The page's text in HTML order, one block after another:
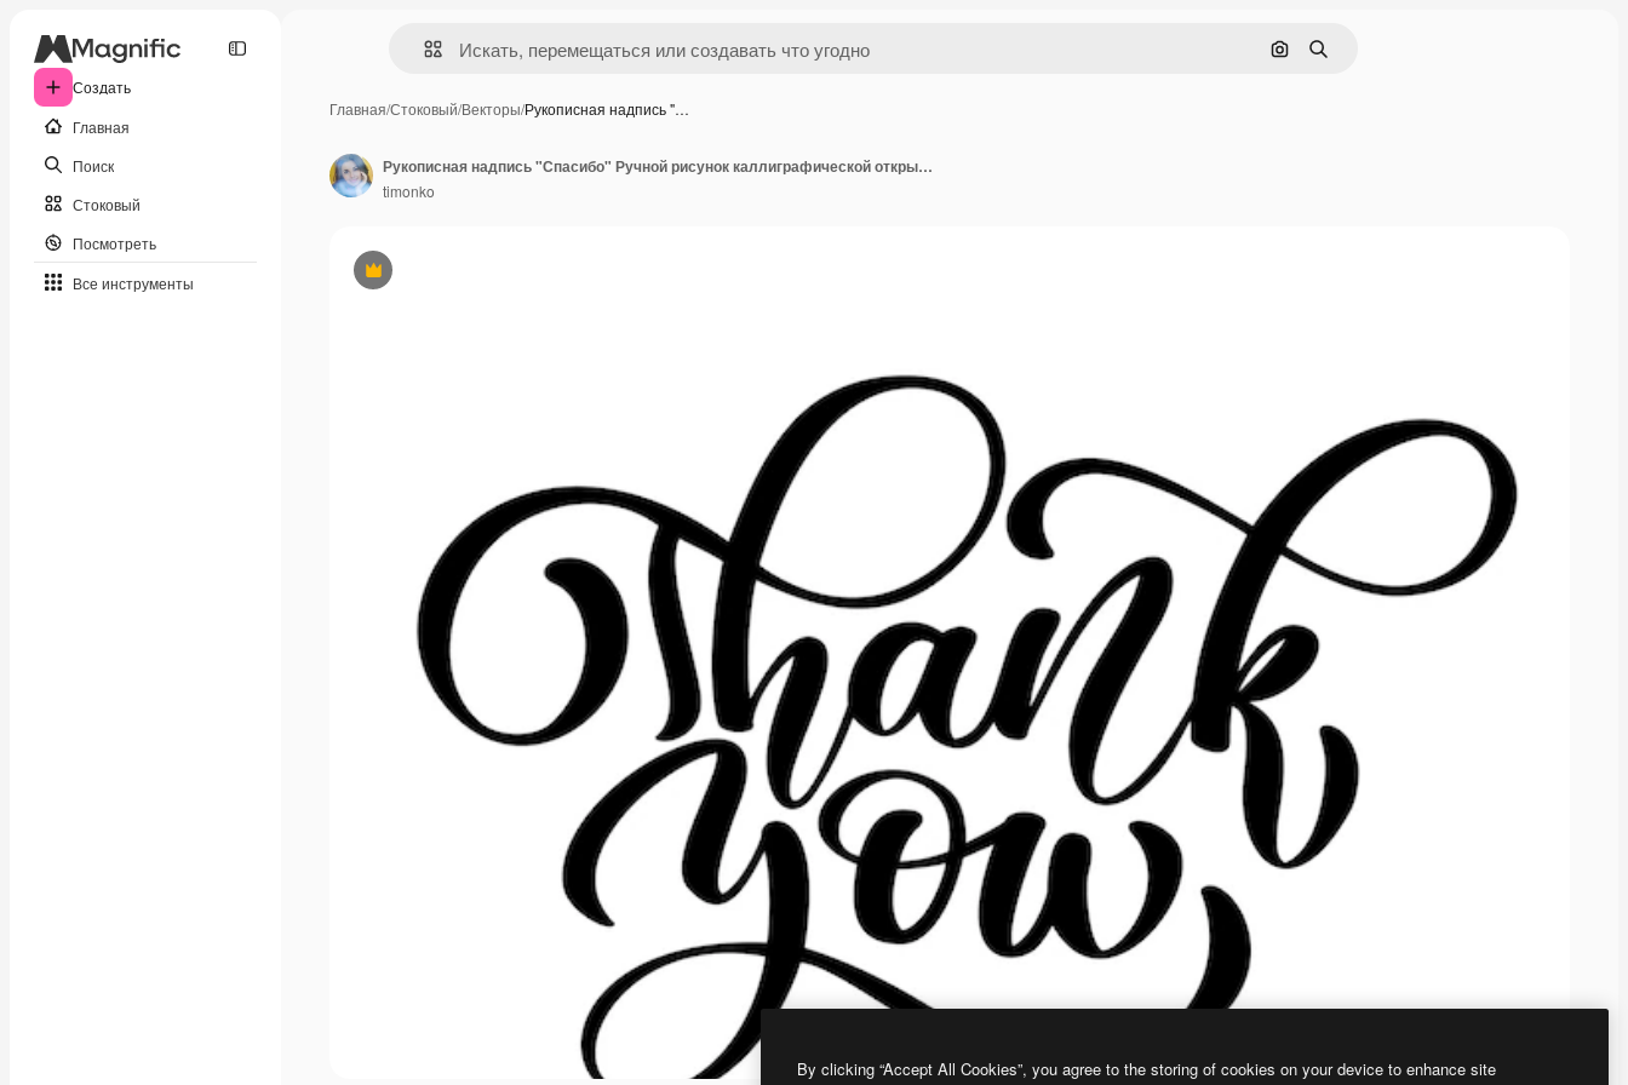
Создать
Главная
Поиск
Стоковый
Посмотреть
Все инструменты
Поиск по изображению
Поиск
Главная/Стоковый/Векторы/Рукописная надпись "…
Премиум
Рукописная надпись "Спасибо" Ручной рисунок каллиграфической открытки благодарения Векторная иллюстрация
timonko
By clicking “Accept All Cookies”, you agree to the storing of cookies on your device to enhance site